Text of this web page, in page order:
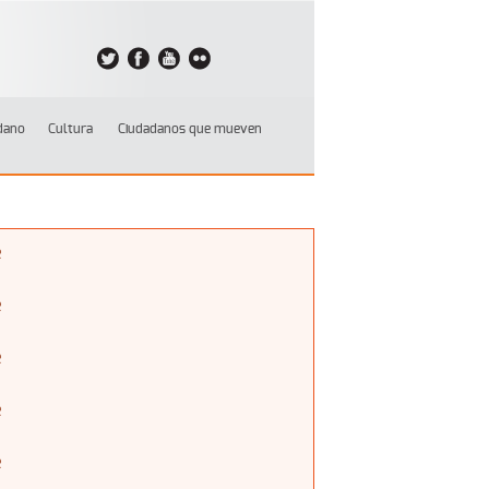
Cultura
Ciudadanos que mueven